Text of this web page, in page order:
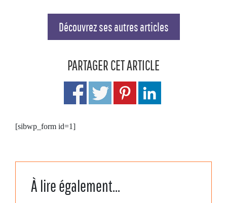
Découvrez ses autres articles
PARTAGER CET ARTICLE
[sibwp_form id=1]
À lire également...